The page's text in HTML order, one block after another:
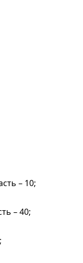
– 10;
– 40;